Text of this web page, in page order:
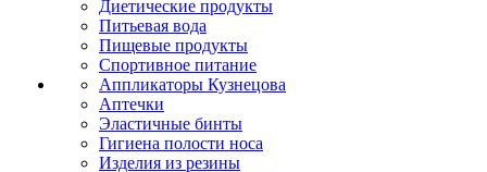
Диетические продукты
Питьевая вода
Пищевые продукты
Спортивное питание
Аппликаторы Кузнецова
Аптечки
Эластичные бинты
Гигиена полости носа
Изделия из резины